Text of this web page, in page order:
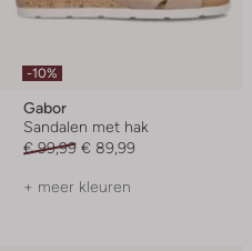
-10%
Gabor
Sandalen met hak
€ 99,99 € 89,99
+ meer kleuren